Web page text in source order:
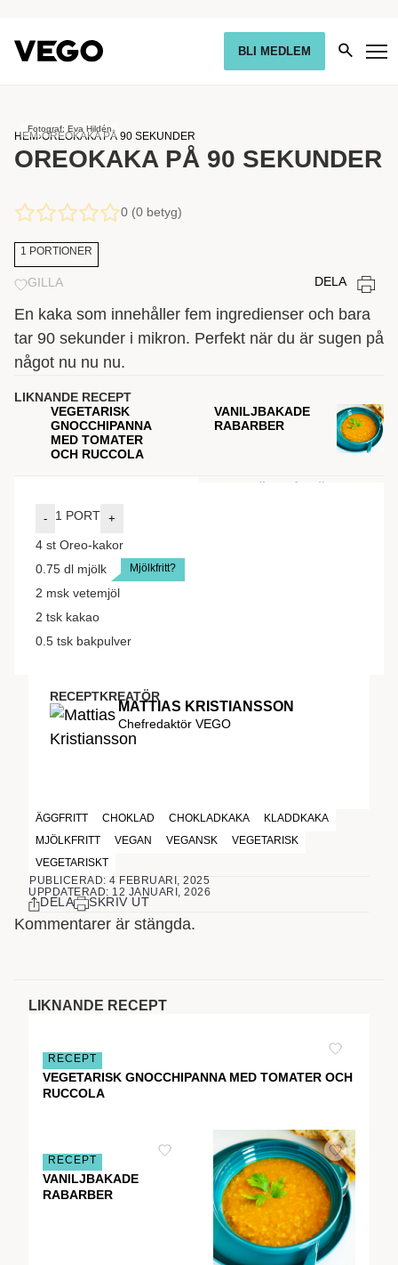
BLI MEDLEM
HEM›OREOKAKA PÅ 90 SEKUNDER
Fotograf: Eva Hildén
OREOKAKA PÅ 90 SEKUNDER
0 (0 betyg)
1 PORTIONER
GILLA DELA
En kaka som innehåller fem ingredienser och bara
tar 90 sekunder i mikron. Perfekt när du är sugen på
något nu nu nu.
LIKNANDE RECEPT
VEGETARISK
GNOCCHIPANNA
MED TOMATER
OCH RUCCOLA
VANILJBAKADE
RABARBER
- 1 PORT +
4 st Oreo-kakor
0.75 dl mjölk Mjölkfritt?
2 msk vetemjöl
2 tsk kakao
0.5 tsk bakpulver
RECEPTKREATÖR
MATTIAS KRISTIANSSON
Chefredaktör VEGO
ÄGGFRITT CHOKLAD CHOKLADKAKA
KLADDKAKA
MJÖLKFRITT
VEGAN VEGANSK
VEGETARISK
VEGETARISKT
PUBLICERAD: 4 FEBRUARI, 2025
UPPDATERAD: 12 JANUARI, 2026
DELA SKRIV UT
Kommentarer är stängda.
LIKNANDE RECEPT
RECEPT
VEGETARISK GNOCCHIPANNA MED TOMATER OCH
RUCCOLA
RECEPT
VANILJBAKADE
RABARBER